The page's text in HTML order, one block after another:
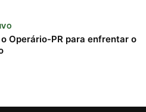
Operário-PR para enfrentar o